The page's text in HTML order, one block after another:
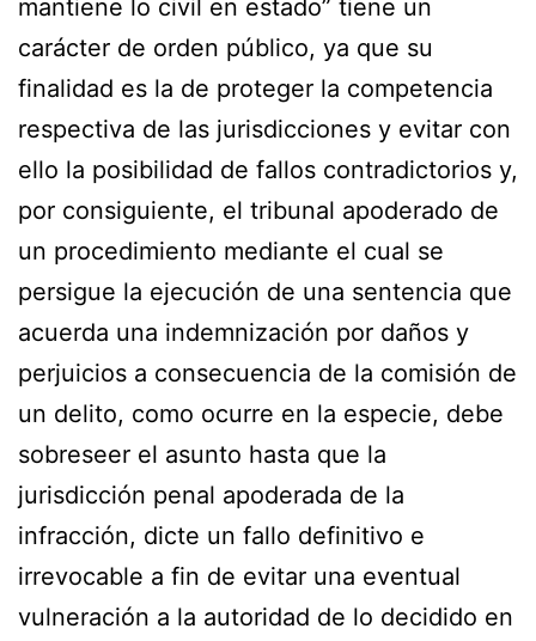
mantiene lo civil en estado” tiene un
carácter de orden público, ya que su
finalidad es la de proteger la competencia
respectiva de las jurisdicciones y evitar con
ello la posibilidad de fallos contradictorios y,
por consiguiente, el tribunal apoderado de
un procedimiento mediante el cual se
persigue la ejecución de una sentencia que
acuerda una indemnización por daños y
perjuicios a consecuencia de la comisión de
un delito, como ocurre en la especie, debe
sobreseer el asunto hasta que la
jurisdicción penal apoderada de la
infracción, dicte un fallo definitivo e
irrevocable a fin de evitar una eventual
vulneración a la autoridad de lo decidido en